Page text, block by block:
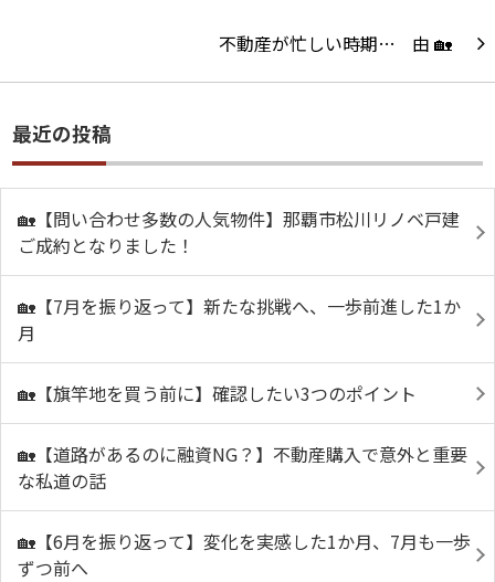
不動産が忙しい時期…
最近の投稿
🏡【問い合わせ多数の人気物件】那覇市松川リノベ戸建
ご成約となりました！
🏡【7月を振り返って】新たな挑戦へ、一歩前進した1か
月
🏡【旗竿地を買う前に】確認したい3つのポイント
🏡【道路があるのに融資NG？】不動産購入で意外と重要
な私道の話
🏡【6月を振り返って】変化を実感した1か月、7月も一歩
ずつ前へ